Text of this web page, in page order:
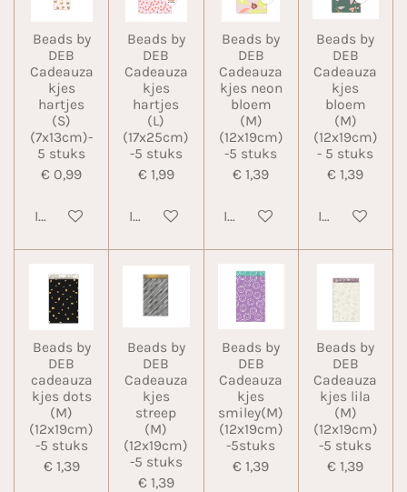
Beads by
DEB
Cadeauza
kjes
hartjes
(S)
(7x13cm)-
5 stuks
€ 0,99
In winkelwagen
Beads by
DEB
Cadeauza
kjes
hartjes
(L)
(17x25cm)
-5 stuks
€ 1,99
In winkelwagen
Beads by
DEB
Cadeauza
kjes neon
bloem
(M)
(12x19cm)
-5 stuks
€ 1,39
In winkelwagen
Beads by
DEB
Cadeauza
kjes
bloem
(M)
(12x19cm)
- 5 stuks
€ 1,39
In
Beads by
DEB
cadeauza
kjes dots
(M)
(12x19cm)
-5 stuks
€ 1,39
Beads by
DEB
Cadeauza
kjes
streep
(M)
(12x19cm)
-5 stuks
€ 1,39
Beads by
DEB
Cadeauza
kjes
smiley(M)
(12x19cm)
-5stuks
€ 1,39
Beads by
DEB
Cadeauza
kjes lila
(M)
(12x19cm)
-5 stuks
€ 1,39